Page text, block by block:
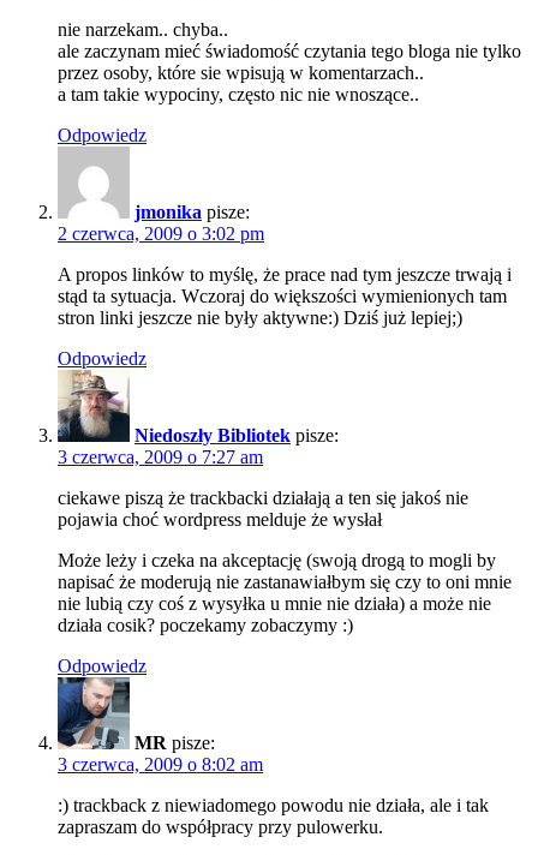
nie narzekam.. chyba..
ale zaczynam mieć świadomość czytania tego bloga nie tylko
przez osoby, które sie wpisują w komentarzach..
a tam takie wypociny, często nic nie wnoszące..
Odpowiedz
jmonika pisze:
2 czerwca, 2009 o 3:02 pm
A propos linków to myślę, że prace nad tym jeszcze trwają i
stąd ta sytuacja. Wczoraj do większości wymienionych tam
stron linki jeszcze nie były aktywne:) Dziś już lepiej;)
Odpowiedz
Niedoszły Bibliotek pisze:
3 czerwca, 2009 o 7:27 am
ciekawe piszą że trackbacki działają a ten się jakoś nie
pojawia choć wordpress melduje że wysłał
Może leży i czeka na akceptację (swoją drogą to mogli by
napisać że moderują nie zastanawiałbym się czy to oni mnie
nie lubią czy coś z wysyłka u mnie nie działa) a może nie
działa cosik? poczekamy zobaczymy :)
Odpowiedz
MR pisze:
3 czerwca, 2009 o 8:02 am
:) trackback z niewiadomego powodu nie działa, ale i tak
zapraszam do współpracy przy pulowerku.